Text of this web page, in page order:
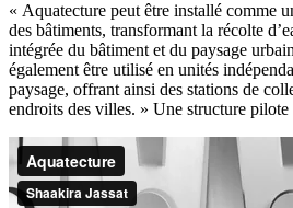
« Aquatecture peut être installé comme
des bâtiments, transformant la récolte
intégrée du bâtiment et du paysage
également être utilisé en unités
paysage, offrant ainsi des stations de
endroits des villes. » Une structure pilote